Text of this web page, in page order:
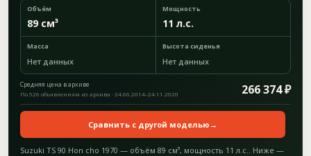
Объём
89 см³
Мощность
11 л.с.
Масса
Нет данных
Высота сиденья
Нет данных
Средняя цена в архиве 266 374 ₽
По 526 объявлениям из архива · 24.06.2014–24.11.2020
Сравнить с другой моделью →
Suzuki TS 90 Hon cho 1970 — объём 89 см³, мощность 11 л.с.. Ниже —